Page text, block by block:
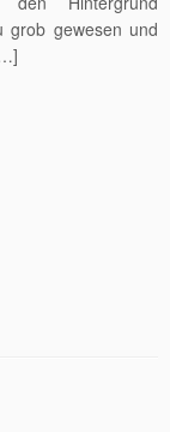
grob gewesen und